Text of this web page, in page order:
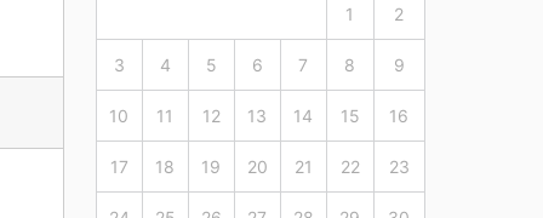
1 2
3 4 5 6 7 8 9
10 11 12 13 14 15 16
17 18 19 20 21 22 23